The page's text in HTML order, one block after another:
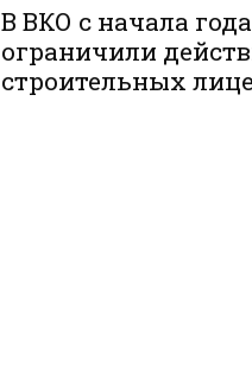
В ВКО с начала года
ограничили
строительных